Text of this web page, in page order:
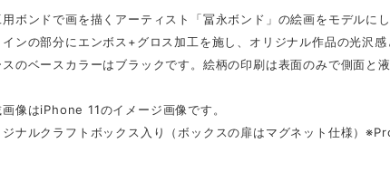
ボンドで画を描くアーティスト「冨永ボンド」の絵画をモデルに
ンの部分にエンボス+グロス加工を施し、オリジナル作品の光沢感
のベースカラーはブラックです。絵柄の印刷は表面のみで側面と
像はiPhone 11のイメージ画像です。
ナルクラフトボックス入り（ボックスの扉はマグネット仕様）